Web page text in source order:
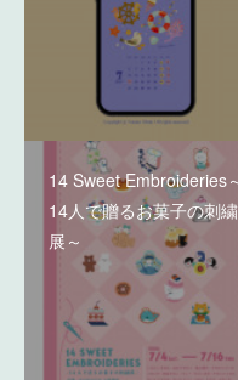
14 Sweet Embroideries
14人で贈るお菓子の刺繍
展～